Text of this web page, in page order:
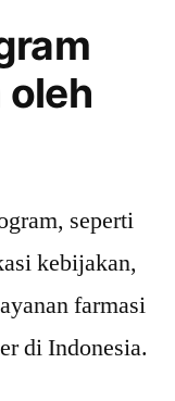
seperti
kebijakan,
farmasi
di Indonesia.